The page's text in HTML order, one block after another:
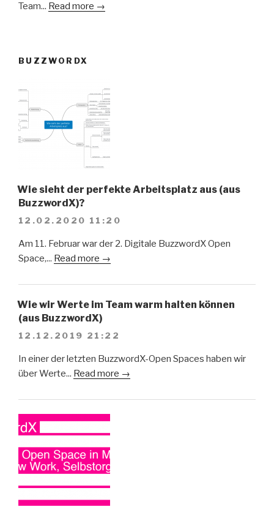
Team... Read more →
BUZZWORDX
Wie sieht der perfekte Arbeitsplatz aus (aus
BuzzwordX)?
12.02.2020 11:20
Am 11. Februar war der 2. Digitale BuzzwordX Open
Space,... Read more →
Wie wir Werte im Team warm halten können
(aus BuzzwordX)
12.12.2019 21:22
In einer der letzten BuzzwordX-Open Spaces haben wir
über Werte... Read more →